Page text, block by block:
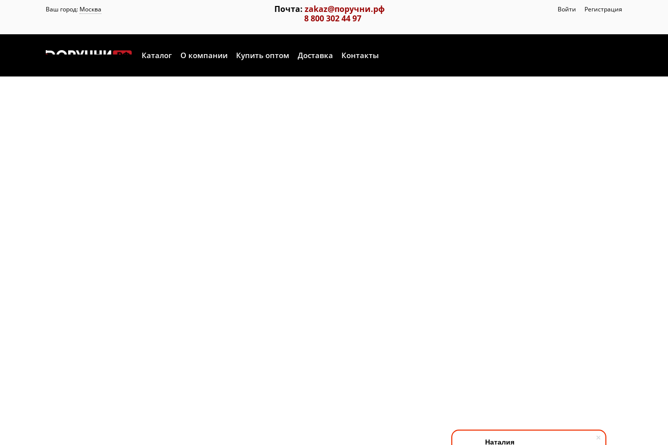
Наталия
Ваш город: Москва Почта: zakaz@поручни.рф
8 800 302 44 97
Войти Регистрация
Каталог О компании Купить оптом Доставка Контакты